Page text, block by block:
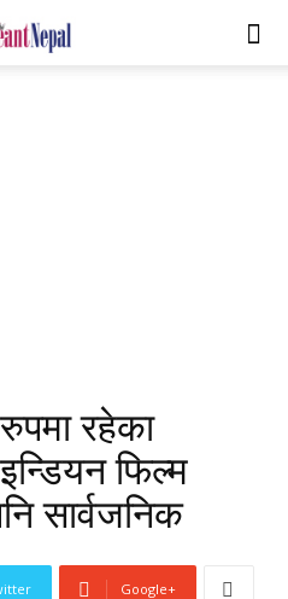
रहेका
फिल्म
सार्वजनिक
Google+